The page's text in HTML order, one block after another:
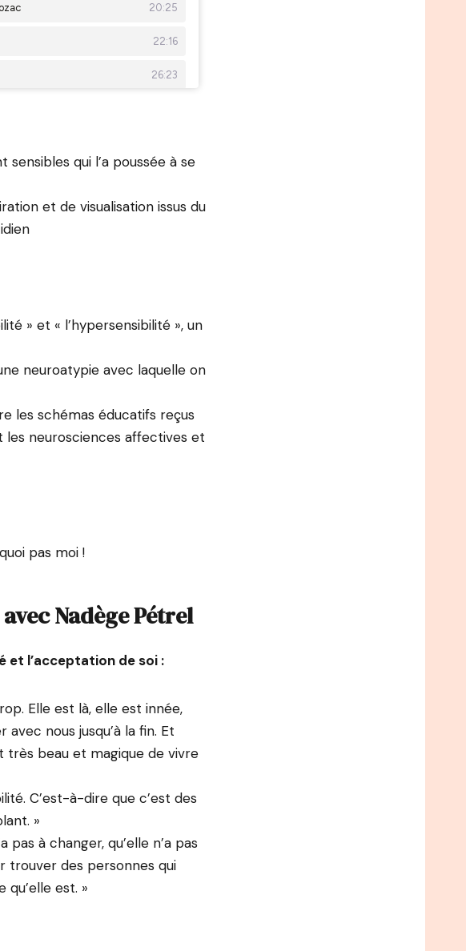
qui l’a poussée à se
et de visualisation issus du
» et « l’hypersensibilité », un
neuroatypie avec laquelle on
les schémas éducatifs reçus
les neurosciences affectives et
pas moi !
Nadège Pétrel
et l’acceptation de soi :
Elle est là, elle est innée,
nous jusqu’à la fin. Et
très beau et magique de vivre
C’est-à-dire que c’est des
»
pas à changer, qu’elle n’a pas
trouver des personnes qui
est. »